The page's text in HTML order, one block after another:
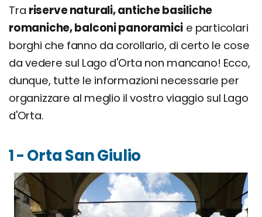
Tra riserve naturali, antiche basiliche
romaniche, balconi panoramici e particolari
borghi che fanno da corollario, di certo le cose
da vedere sul Lago d'Orta non mancano! Ecco,
dunque, tutte le informazioni necessarie per
organizzare al meglio il vostro viaggio sul Lago
d'Orta.
1 - Orta San Giulio